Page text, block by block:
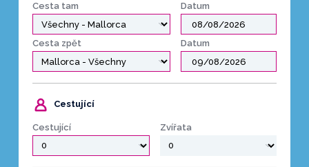
Cesta tam Datum
Cesta zpět Datum
Cestující
Cestující Zvířata